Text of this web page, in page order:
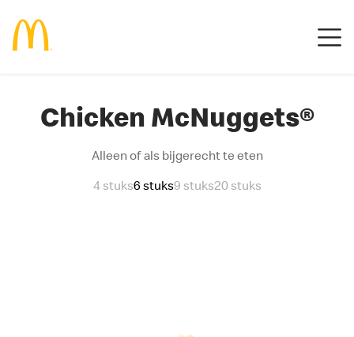
Chicken McNuggets®
Alleen of als bijgerecht te eten
4 stuks6 stuks9 stuks20 stuks